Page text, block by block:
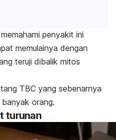
penyakit ini
memulainya dengan
teruji dibalik mitos
TBC yang sebenarnya
orang.
turunan